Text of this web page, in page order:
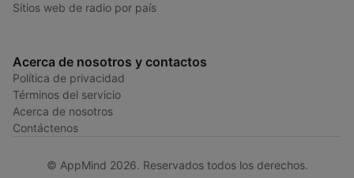
Sitios web de radio por país
Acerca de nosotros y contactos
Política de privacidad
Términos del servicio
Acerca de nosotros
Contáctenos
© AppMind 2026. Reservados todos los derechos.